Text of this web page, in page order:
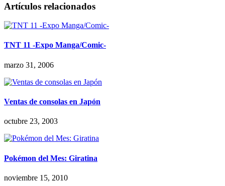
Artículos relacionados
TNT 11 -Expo Manga/Comic-
marzo 31, 2006
Ventas de consolas en Japón
octubre 23, 2003
Pokémon del Mes: Giratina
noviembre 15, 2010